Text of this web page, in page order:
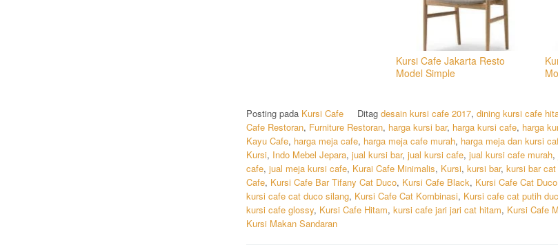
Kursi Cafe Jakarta Resto
Model Simple
Posting pada Kursi Cafe Ditag desain kursi cafe 2017, dining kursi cafe
Cafe Restoran, Furniture Restoran, harga kursi bar, harga kursi cafe, harga
Kayu Cafe, harga meja cafe, harga meja cafe murah, harga meja dan kursi
Kursi, Indo Mebel Jepara, jual kursi bar, jual kursi cafe, jual kursi cafe murah,
cafe, jual meja kursi cafe, Kurai Cafe Minimalis, Kursi, kursi bar, kursi bar
Cafe, Kursi Cafe Bar Tifany Cat Duco, Kursi Cafe Black, Kursi Cafe Cat Duco
kursi cafe cat duco silang, Kursi Cafe Cat Kombinasi, Kursi cafe cat putih
kursi cafe glossy, Kursi Cafe Hitam, kursi cafe jari jari cat hitam, Kursi Cafe
Kursi Makan Sandaran